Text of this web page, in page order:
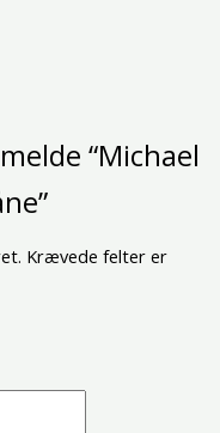
“Michael
Krævede felter er